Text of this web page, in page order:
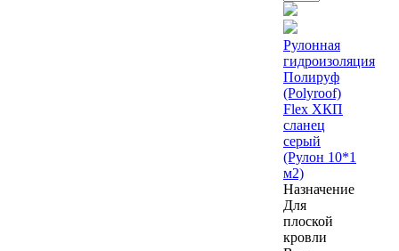
Рулонная
гидроизоляция
Полируф
(Polyroof)
Flex ХКП
сланец
серый
(Рулон 10*1
м2)
Назначение
Для
плоской
кровли